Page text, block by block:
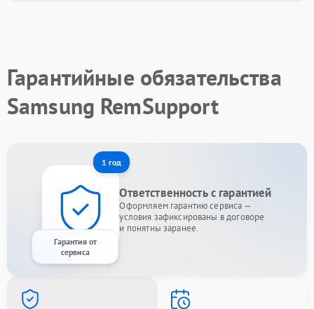
Гарантийные обязательства
Samsung RemSupport
1 год
Гарантия от
сервиса
Ответственность с гарантией
Оформляем гарантию сервиса —
условия зафиксированы в договоре
и понятны заранее.